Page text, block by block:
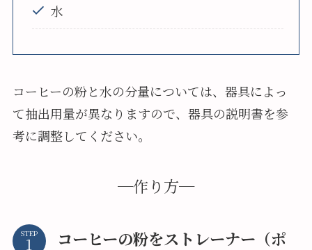
水
コーヒーの粉と水の分量については、器具によっ
て抽出用量が異なりますので、器具の説明書を参
考に調整してください。
─作り方─
STEP
コーヒーの粉をストレーナー（ポ